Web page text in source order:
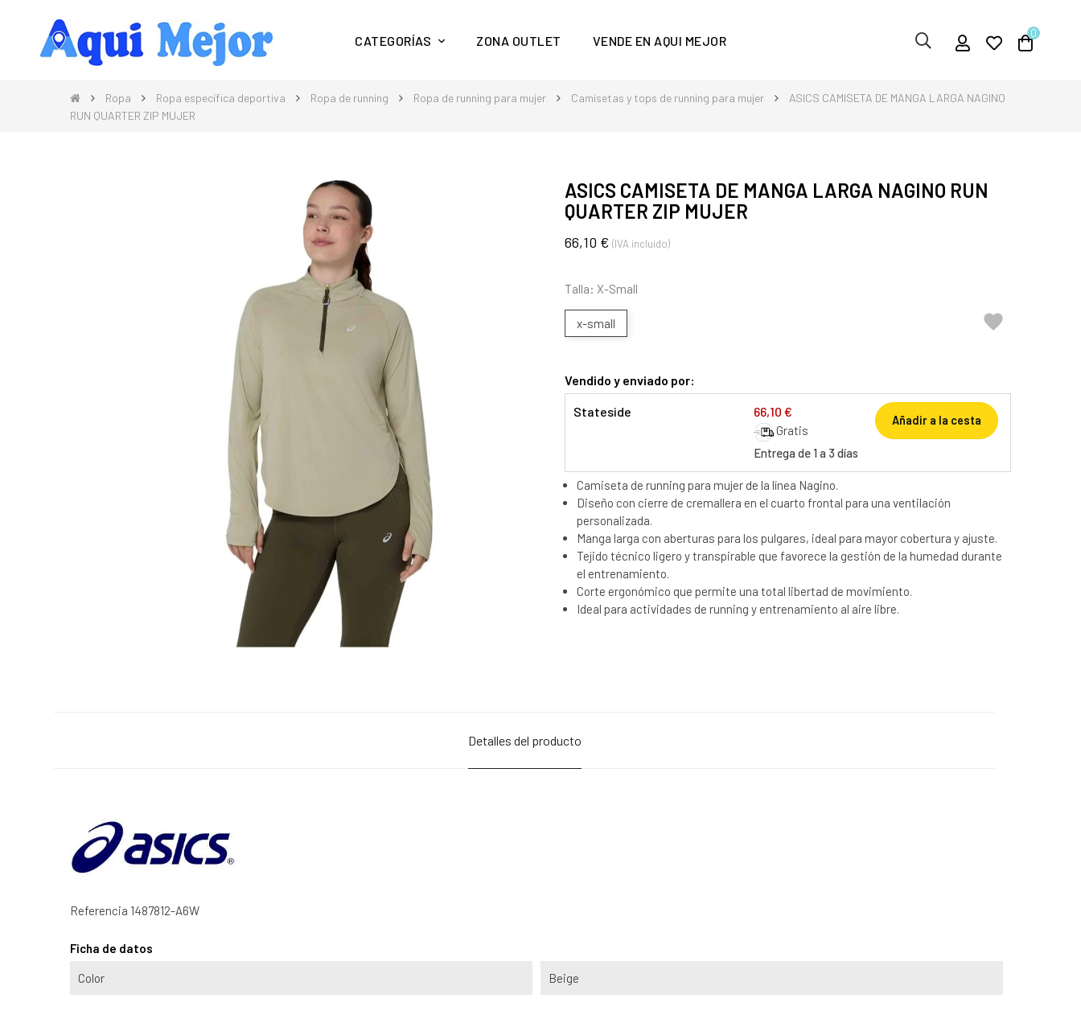
Compra Moda, Electrónica, Hogar y mucho más en Aquí Mejor
CATEGORÍAS ZONA OUTLET VENDE EN AQUI MEJOR 0
Ropa Ropa específica deportiva Ropa de running Ropa de running para mujer Camisetas y tops de running para mujer
ASICS CAMISETA DE MANGA LARGA NAGINO
RUN QUARTER ZIP MUJER
ASICS CAMISETA DE MANGA LARGA NAGINO RUN
QUARTER ZIP MUJER
66,10 € (IVA incluido)
Talla: X-Small
x-small 
Vendido y enviado por:
Stateside 66,10 €
Gratis
Entrega de 1 a 3 días
Añadir a la cesta
Camiseta de running para mujer de la línea Nagino.
Diseño con cierre de cremallera en el cuarto frontal para una ventilación
personalizada.
Manga larga con aberturas para los pulgares, ideal para mayor cobertura y ajuste.
Tejido técnico ligero y transpirable que favorece la gestión de la humedad durante
el entrenamiento.
Corte ergonómico que permite una total libertad de movimiento.
Ideal para actividades de running y entrenamiento al aire libre.
Detalles del producto
Referencia 1487812-A6W
Ficha de datos
Color Beige